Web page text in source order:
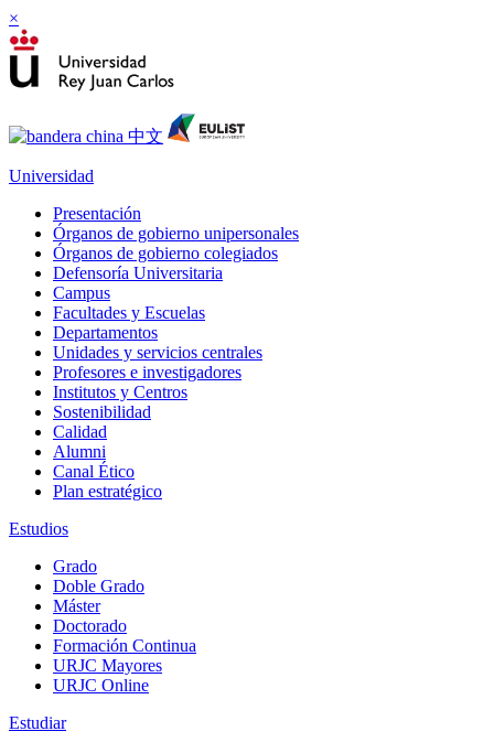
×
Universidad
Presentación
Órganos de gobierno unipersonales
Órganos de gobierno colegiados
Defensoría Universitaria
Campus
Facultades y Escuelas
Departamentos
Unidades y servicios centrales
Profesores e investigadores
Institutos y Centros
Sostenibilidad
Calidad
Alumni
Canal Ético
Plan estratégico
Estudios
Grado
Doble Grado
Máster
Doctorado
Formación Continua
URJC Mayores
URJC Online
Estudiar